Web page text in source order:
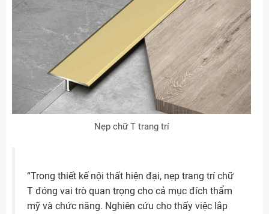
Nẹp chữ T trang trí
“Trong thiết kế nội thất hiện đại, nẹp trang trí chữ
T đóng vai trò quan trọng cho cả mục đích thẩm
mỹ và chức năng. Nghiên cứu cho thấy việc lắp